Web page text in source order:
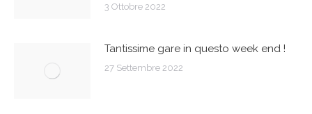
3 Ottobre 2022
Tantissime gare in questo week end !
27 Settembre 2022